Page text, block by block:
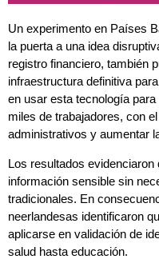
Un experimento en Países
la puerta a una idea
registro financiero, también
infraestructura definitiva
en usar esta tecnología
miles de trabajadores, con
administrativos y aumentar
Los resultados
información sensible sin
tradicionales. En
neerlandesas identificaron
aplicarse en validación de
salud hasta educación.